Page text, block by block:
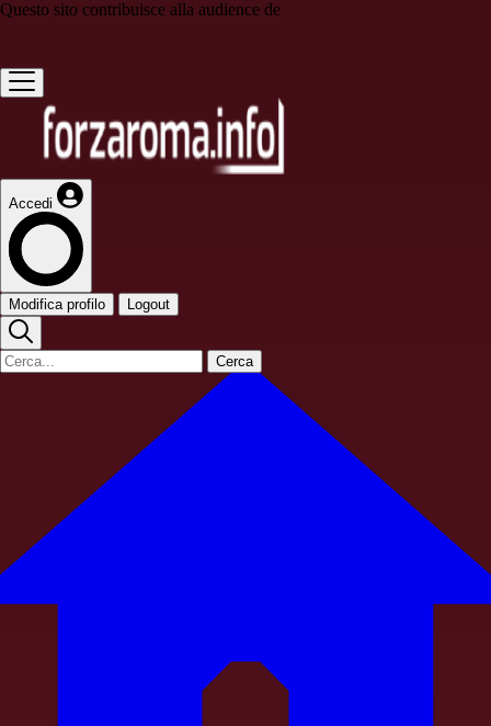
Questo sito contribuisce alla audience de
Accedi
Modifica profilo Logout
Cerca